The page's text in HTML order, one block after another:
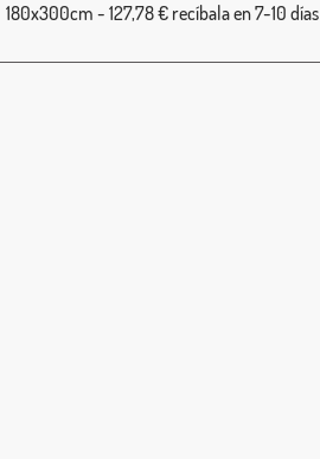
180x300cm - 127,78 € recíbala en 7-10 días